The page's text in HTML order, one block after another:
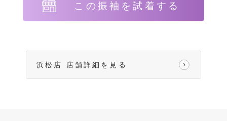
この振袖を試着する
浜松店 店舗詳細を見る